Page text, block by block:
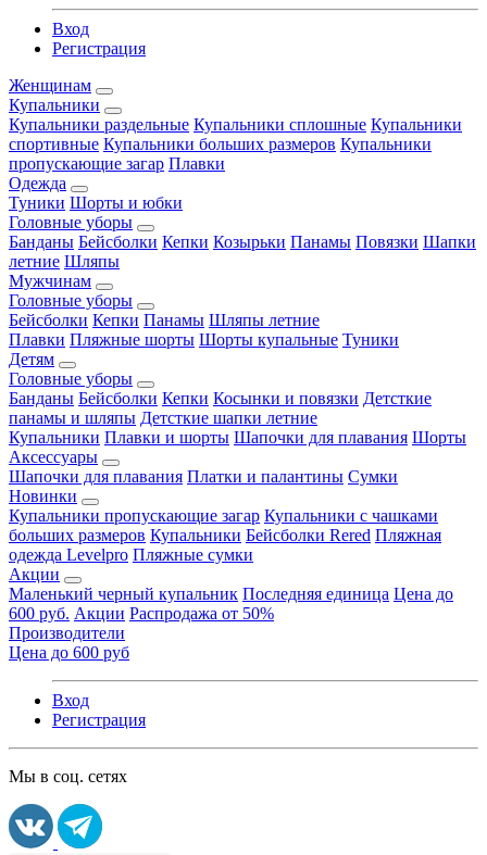
Вход
Регистрация
Женщинам
Купальники
Купальники раздельные Купальники сплошные Купальники
спортивные Купальники больших размеров Купальники
пропускающие загар Плавки
Одежда
Туники Шорты и юбки
Головные уборы
Банданы Бейсболки Кепки Козырьки Панамы Повязки Шапки
летние Шляпы
Мужчинам
Головные уборы
Бейсболки Кепки Панамы Шляпы летние
Плавки Пляжные шорты Шорты купальные Туники
Детям
Головные уборы
Банданы Бейсболки Кепки Косынки и повязки Детсткие
панамы и шляпы Детсткие шапки летние
Купальники Плавки и шорты Шапочки для плавания Шорты
Аксессуары
Шапочки для плавания Платки и палантины Сумки
Новинки
Купальники пропускающие загар Купальники с чашками
больших размеров Купальники Бейсболки Rered Пляжная
одежда Levelpro Пляжные сумки
Акции
Маленький черный купальник Последняя единица Цена до
600 руб. Акции Распродажа от 50%
Производители
Цена до 600 руб
Вход
Регистрация
Мы в соц. сетях